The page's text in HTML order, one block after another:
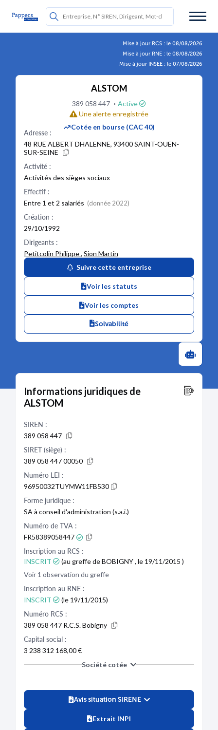
Mise à jour RCS : le 08/08/2026
Mise à jour RNE : le 08/08/2026
Mise à jour INSEE : le 07/08/2026
ALSTOM
389 058 447 · Active
Une alerte enregistrée
Cotée en bourse (CAC 40)
Adresse :
48 RUE ALBERT DHALENNE, 93400 SAINT-OUEN-
SUR-SEINE
Activité :
Activités des sièges sociaux
Effectif :
Entre 1 et 2 salariés (donnée 2022)
Création :
29/10/1992
Dirigeants :
Petitcolin Philippe, Sion Martin
Suivre cette entreprise
Voir les statuts
Voir les comptes
Solvabilité
Informations juridiques de
ALSTOM
SIREN :
389 058 447
SIRET (siège) :
389 058 447 00050
Numéro LEI :
96950032TUYMW11FB530
Forme juridique :
SA à conseil d'administration (s.a.i.)
Numéro de TVA :
FR58389058447
Inscription au RCS :
INSCRIT
(au greffe de BOBIGNY , le 19/11/2015 )
Voir 1 observation du greffe
Inscription au RNE :
INSCRIT
(le 19/11/2015)
Numéro RCS :
389 058 447 R.C.S. Bobigny
Capital social :
3 238 312 168,00 €
Société cotée
Avis situation SIRENE
Extrait INPI